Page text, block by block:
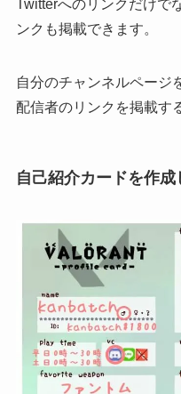
Twitterへのリンクだけで
ンクも掲載できます。
自分のチャンネルページ
配信者のリンクを掲載す
自己紹介カードを作成